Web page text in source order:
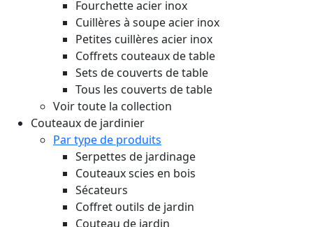
Fourchette acier inox
Cuillères à soupe acier inox
Petites cuillères acier inox
Coffrets couteaux de table
Sets de couverts de table
Tous les couverts de table
Voir toute la collection
Couteaux de jardinier
Par type de produits
Serpettes de jardinage
Couteaux scies en bois
Sécateurs
Coffret outils de jardin
Couteau de jardin